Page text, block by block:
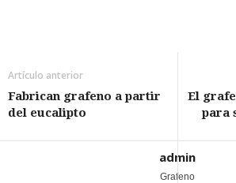
Artículo anterior
Fabrican grafeno a partir
del eucalipto
El
para
admin
Grafeno